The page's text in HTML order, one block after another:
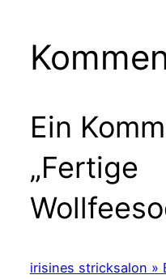
Ein
„Fertige
irisines stricksalon »